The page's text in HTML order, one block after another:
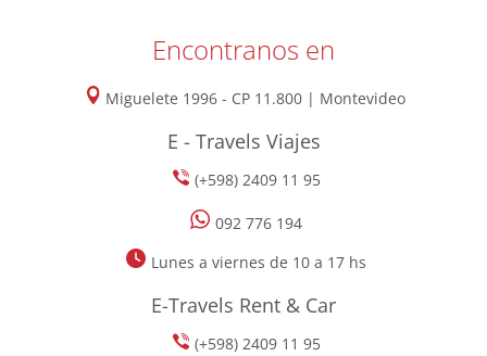
Encontranos en
Miguelete 1996 - CP 11.800 | Montevideo
E - Travels Viajes
(+598) 2409 11 95
092 776 194
Lunes a viernes de 10 a 17 hs
E-Travels Rent & Car
(+598) 2409 11 95